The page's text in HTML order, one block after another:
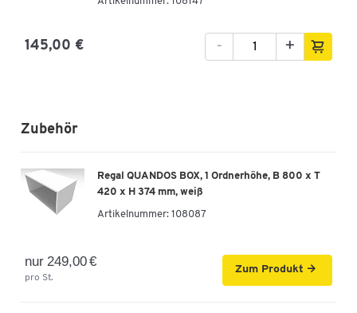
145,00 € +
-
Zubehör
Regal QUANDOS BOX, 1 Ordnerhöhe, B 800 x T
420 x H 374 mm, weiß
Artikelnummer: 108087
nur 249,00 €
pro St.
Zum Produkt